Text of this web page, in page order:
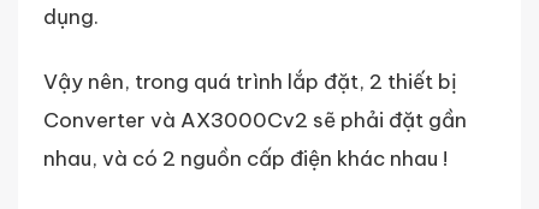
dụng.
Vậy nên, trong quá trình lắp đặt, 2 thiết bị
Converter và AX3000Cv2 sẽ phải đặt gần
nhau, và có 2 nguồn cấp điện khác nhau !